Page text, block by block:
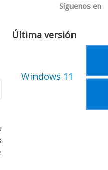
Síguenos en
Última versión
Windows 11